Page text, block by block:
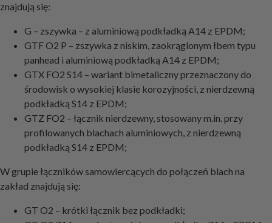
znajdują się:
G – zszywka – z aluminiową podkładką A14 z EPDM;
GTF O2 P – zszywka z niskim, zaokrąglonym łbem typu
panhead i aluminiową podkładką A14 z EPDM;
GTX FO2 S14 – wariant bimetaliczny przeznaczony do
środowisk o wysokiej klasie korozyjności, z nierdzewną
podkładką S14 z EPDM;
GTZ FO2 – łącznik nierdzewny, stosowany m.in. przy
profilowanych blachach aluminiowych, z nierdzewną
podkładką S14 z EPDM;
W grupie łączników samowiercących do połączeń blach na
zakład znajdują się:
GT O2 – krótki łącznik bez podkładki;